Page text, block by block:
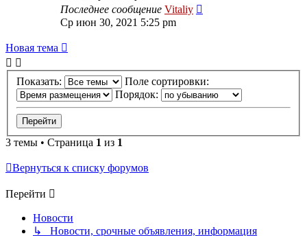
Последнее сообщение Vitaliy
Ср июн 30, 2021 5:25 pm
Новая тема
Показать:
Поле сортировки:
Порядок:
3 темы • Страница 1 из 1
Вернуться к списку форумов
Перейти
Новости
↳ Новости, срочные объявления, информация